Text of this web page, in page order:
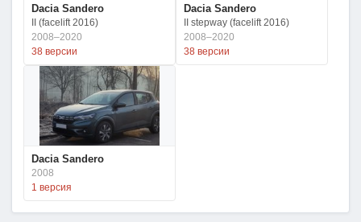
Dacia Sandero
II (facelift 2016)
2008–2020
38 версии
Dacia Sandero
II stepway (facelift 2016)
2008–2020
38 версии
Dacia Sandero
2008
1 версия